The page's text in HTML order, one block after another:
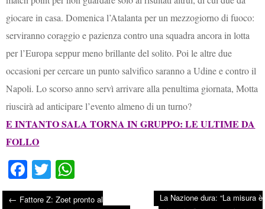
giocare in casa. Domenica l’Atalanta per un mezzogiorno di fuoco:
serviranno coraggio e pazienza contro una squadra ancora in lotta
per l’Europa seppur meno brillante del solito. Poi le altre due
occasioni per cercare un punto salvifico saranno a Udine e contro il
Napoli. Lo scorso anno servì arrivare alla penultima giornata, Motta
riuscirà ad anticipare l’evento almeno di un turno?
E INTANTO SALA TORNA IN GRUPPO: LE ULTIME DA
FOLLO
Fa
ce
T
wiha
← Fattore Z: Zoet pronto al
La Nazione dura: “La misura è